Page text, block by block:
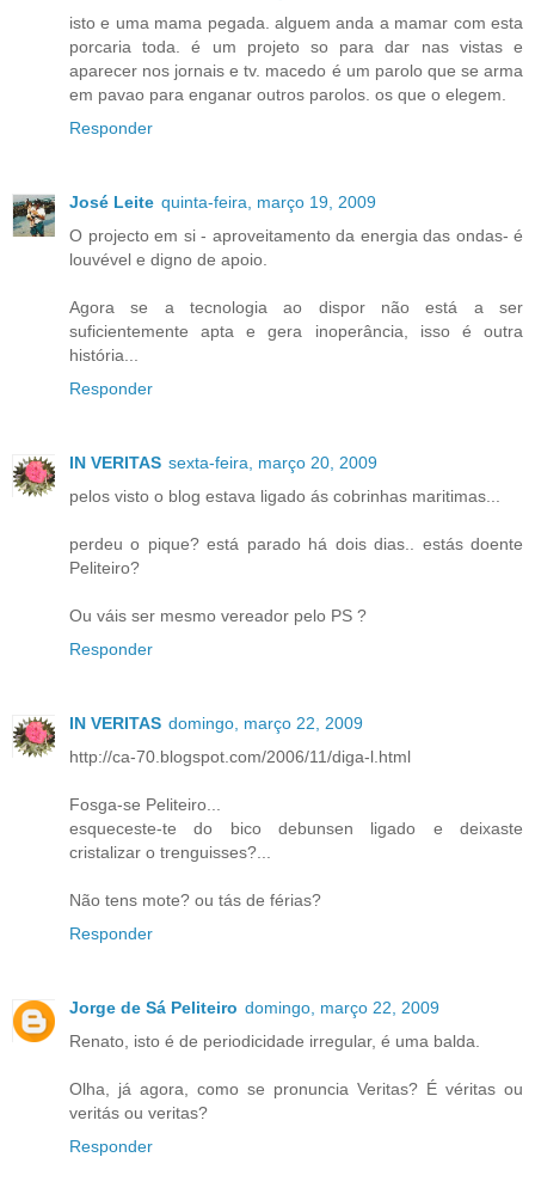
isto e uma mama pegada. alguem anda a mamar com esta
porcaria toda. é um projeto so para dar nas vistas e
aparecer nos jornais e tv. macedo é um parolo que se arma
em pavao para enganar outros parolos. os que o elegem.
Responder
José Leite quinta-feira, março 19, 2009
O projecto em si - aproveitamento da energia das ondas- é
louvével e digno de apoio.
Agora se a tecnologia ao dispor não está a ser
suficientemente apta e gera inoperância, isso é outra
história...
Responder
IN VERITAS sexta-feira, março 20, 2009
pelos visto o blog estava ligado ás cobrinhas maritimas...
perdeu o pique? está parado há dois dias.. estás doente
Peliteiro?
Ou váis ser mesmo vereador pelo PS ?
Responder
IN VERITAS domingo, março 22, 2009
http://ca-70.blogspot.com/2006/11/diga-l.html
Fosga-se Peliteiro...
esqueceste-te do bico debunsen ligado e deixaste
cristalizar o trenguisses?...
Não tens mote? ou tás de férias?
Responder
Jorge de Sá Peliteiro domingo, março 22, 2009
Renato, isto é de periodicidade irregular, é uma balda.
Olha, já agora, como se pronuncia Veritas? É véritas ou
veritás ou veritas?
Responder